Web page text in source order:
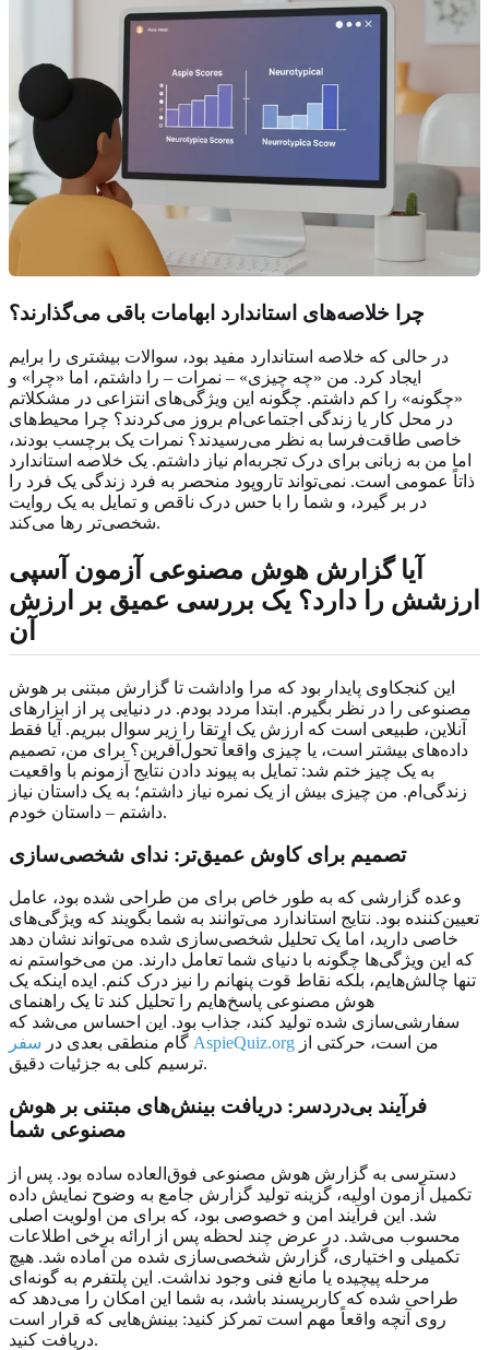
چرا خلاصه‌های استاندارد ابهامات باقی می‌گذارند؟
در حالی که خلاصه استاندارد مفید بود، سوالات بیشتری را برایم
ایجاد کرد. من «چه چیزی» – نمرات – را داشتم، اما «چرا» و
«چگونه» را کم داشتم. چگونه این ویژگی‌های انتزاعی در مشکلاتم
در محل کار یا زندگی اجتماعی‌ام بروز می‌کردند؟ چرا محیط‌های
خاصی طاقت‌فرسا به نظر می‌رسیدند؟ نمرات یک برچسب بودند،
اما من به زبانی برای درک تجربه‌ام نیاز داشتم. یک خلاصه استاندارد
ذاتاً عمومی است. نمی‌تواند تاروپود منحصر به فرد زندگی یک فرد را
در بر گیرد، و شما را با حس درک ناقص و تمایل به یک روایت
شخصی‌تر رها می‌کند.
آیا گزارش هوش مصنوعی آزمون آسپی
ارزشش را دارد؟ یک بررسی عمیق بر ارزش
آن
این کنجکاوی پایدار بود که مرا واداشت تا گزارش مبتنی بر هوش
مصنوعی را در نظر بگیرم. ابتدا مردد بودم. در دنیایی پر از ابزارهای
آنلاین، طبیعی است که ارزش یک ارتقا را زیر سوال ببریم. آیا فقط
داده‌های بیشتر است، یا چیزی واقعاً تحول‌آفرین؟ برای من، تصمیم
به یک چیز ختم شد: تمایل به پیوند دادن نتایج آزمونم با واقعیت
زندگی‌ام. من چیزی بیش از یک نمره نیاز داشتم؛ به یک داستان نیاز
داشتم – داستان خودم.
تصمیم برای کاوش عمیق‌تر: ندای شخصی‌سازی
وعده گزارشی که به طور خاص برای من طراحی شده بود، عامل
تعیین‌کننده بود. نتایج استاندارد می‌توانند به شما بگویند که ویژگی‌های
خاصی دارید، اما یک تحلیل شخصی‌سازی شده می‌تواند نشان دهد
که این ویژگی‌ها چگونه با دنیای شما تعامل دارند. من می‌خواستم نه
تنها چالش‌هایم، بلکه نقاط قوت پنهانم را نیز درک کنم. ایده اینکه یک
هوش مصنوعی پاسخ‌هایم را تحلیل کند تا یک راهنمای
سفارشی‌سازی شده تولید کند، جذاب بود. این احساس می‌شد که
گام منطقی بعدی در سفر AspieQuiz.org
ترسیم کلی به جزئیات دقیق.
فرآیند بی‌دردسر: دریافت بینش‌های مبتنی بر هوش
مصنوعی شما
دسترسی به گزارش هوش مصنوعی فوق‌العاده ساده بود. پس از
تکمیل آزمون اولیه، گزینه تولید گزارش جامع به وضوح نمایش داده
شد. این فرآیند امن و خصوصی بود، که برای من اولویت اصلی
محسوب می‌شد. در عرض چند لحظه پس از ارائه برخی اطلاعات
تکمیلی و اختیاری، گزارش شخصی‌سازی شده من آماده شد. هیچ
مرحله پیچیده یا مانع فنی وجود نداشت. این پلتفرم به گونه‌ای
طراحی شده که کاربرپسند باشد، به شما این امکان را می‌دهد که
روی آنچه واقعاً مهم است تمرکز کنید: بینش‌هایی که قرار است
دریافت کنید.